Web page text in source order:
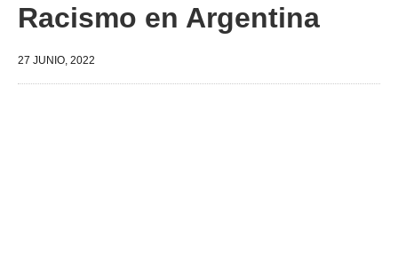
Racismo en Argentina
27 JUNIO, 2022